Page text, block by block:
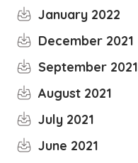
January 2022
December 2021
September 2021
August 2021
July 2021
June 2021